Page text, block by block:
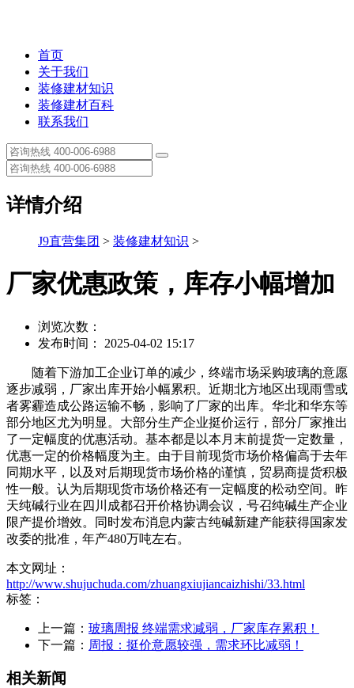
首页
关于我们
装修建材知识
装修建材百科
联系我们
详情介绍
J9直营集团 > 装修建材知识 >
厂家优惠政策，库存小幅增加
浏览次数：
发布时间： 2025-04-02 15:17
随着下游加工企业订单的减少，终端市场采购玻璃的意愿
逐步减弱，厂家出库开始小幅累积。近期北方地区出现雨雪或
者雾霾造成公路运输不畅，影响了厂家的出库。华北和华东等
部分地区尤为明显。大部分生产企业挺价运行，部分厂家推出
了一定幅度的优惠活动。基本都是以本月末前提货一定数量，
优惠一定的价格幅度为主。由于目前现货市场价格偏高于去年
同期水平，以及对后期现货市场价格的谨慎，贸易商提货积极
性一般。认为后期现货市场价格还有一定幅度的松动空间。昨
天纯碱行业在四川成都召开价格协调会议，号召纯碱生产企业
限产提价增效。同时发布消息内蒙古纯碱新建产能获得国家发
改委的批准，年产480万吨左右。
本文网址：
http://www.shujuchuda.com/zhuangxiujiancaizhishi/33.html
标签：
上一篇： 玻璃周报 终端需求减弱，厂家库存累积！
下一篇： 周报：挺价意愿较强，需求环比减弱！
相关新闻